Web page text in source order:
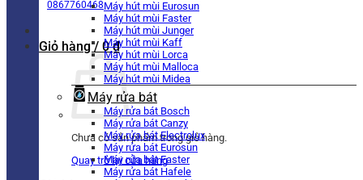
0867760468
Giỏ hàng / 0₫
Chưa có sản phẩm trong giỏ hàng.
Quay trở lại cửa hàng
Máy hút mùi Eurosun
Máy hút mùi Faster
Máy hút mùi Junger
Máy hút mùi Kaff
Máy hút mùi Lorca
Máy hút mùi Malloca
Máy hút mùi Midea
Máy rửa bát
Máy rửa bát Bosch
Máy rửa bát Canzy
Máy rửa bát Electrolux
Máy rửa bát Eurosun
Máy rửa bát Faster
Máy rửa bát Hafele